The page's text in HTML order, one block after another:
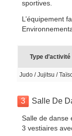
sportives.
L’équipement
Type d’activité
Judo / Jujitsu /
3 Salle De
Salle de danse
3 vestiaires